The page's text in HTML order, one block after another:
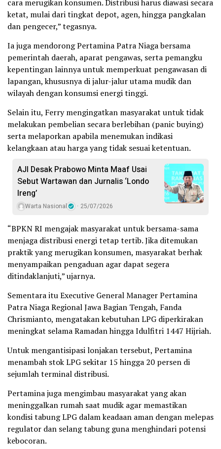
cara merugikan konsumen. Distribusi harus diawasi secara
ketat, mulai dari tingkat depot, agen, hingga pangkalan
dan pengecer,” tegasnya.
Ia juga mendorong Pertamina Patra Niaga bersama
pemerintah daerah, aparat pengawas, serta pemangku
kepentingan lainnya untuk memperkuat pengawasan di
lapangan, khususnya di jalur-jalur utama mudik dan
wilayah dengan konsumsi energi tinggi.
Selain itu, Ferry mengingatkan masyarakat untuk tidak
melakukan pembelian secara berlebihan (panic buying)
serta melaporkan apabila menemukan indikasi
kelangkaan atau harga yang tidak sesuai ketentuan.
AJI Desak Prabowo Minta Maaf Usai
Sebut Wartawan dan Jurnalis ‘Londo
Ireng’
Warta Nasional 25/07/2026
“BPKN RI mengajak masyarakat untuk bersama-sama
menjaga distribusi energi tetap tertib. Jika ditemukan
praktik yang merugikan konsumen, masyarakat berhak
menyampaikan pengaduan agar dapat segera
ditindaklanjuti,” ujarnya.
Sementara itu Executive General Manager Pertamina
Patra Niaga Regional Jawa Bagian Tengah, Fanda
Chrismianto, mengatakan kebutuhan LPG diperkirakan
meningkat selama Ramadan hingga Idulfitri 1447 Hijriah.
Untuk mengantisipasi lonjakan tersebut, Pertamina
menambah stok LPG sekitar 15 hingga 20 persen di
sejumlah terminal distribusi.
Pertamina juga mengimbau masyarakat yang akan
meninggalkan rumah saat mudik agar memastikan
kondisi tabung LPG dalam keadaan aman dengan melepas
regulator dan selang tabung guna menghindari potensi
kebocoran.